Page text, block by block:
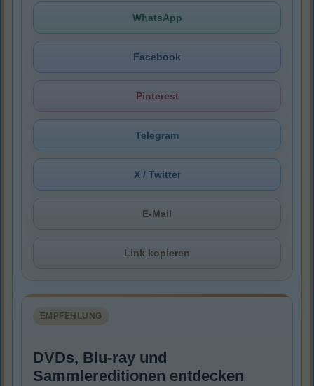
WhatsApp
Facebook
Pinterest
Telegram
X / Twitter
E-Mail
Link kopieren
EMPFEHLUNG
DVDs, Blu-ray und
Sammlereditionen entdecken